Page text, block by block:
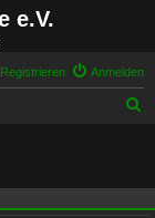
e.V.
Anmelden
Registrieren
e